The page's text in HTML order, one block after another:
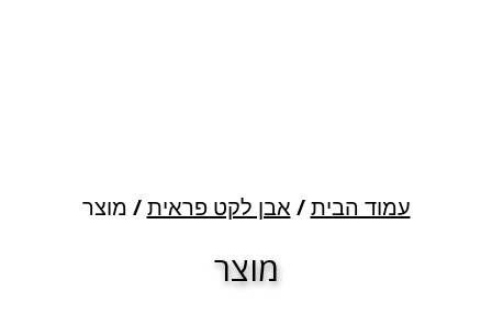
עמוד הבית/ אבן לקט פראית/ מוצר
מוצר